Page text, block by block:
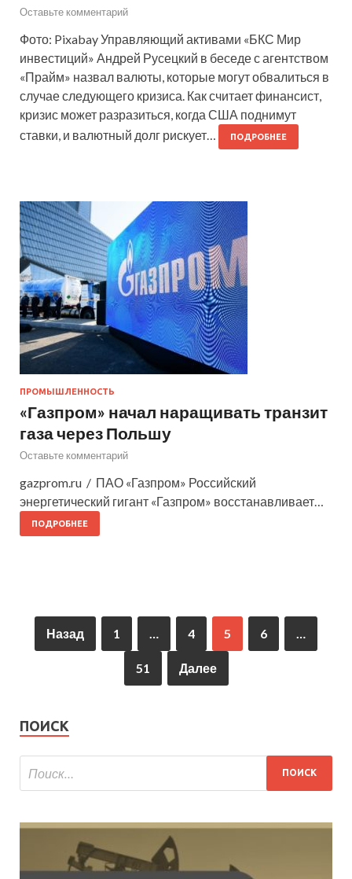
Оставьте комментарий
Фото: Pixabay Управляющий активами «БКС Мир
инвестиций» Андрей Русецкий в беседе с агентством
«Прайм» назвал валюты, которые могут обвалиться в
случае следующего кризиса. Как считает финансист,
кризис может разразиться, когда США поднимут
ставки, и валютный долг рискует…
ПОДРОБНЕЕ
ПРОМЫШЛЕННОСТЬ
«Газпром» начал наращивать транзит
газа через Польшу
Оставьте комментарий
gazprom.ru / ПАО «Газпром» Российский
энергетический гигант «Газпром» восстанавливает…
ПОДРОБНЕЕ
Назад 1 4 5 6
51 Далее
ПОИСК